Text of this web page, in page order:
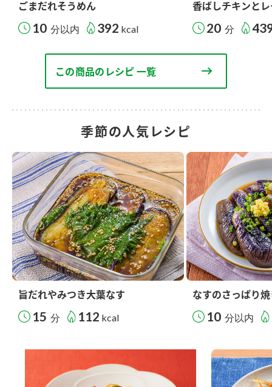
ごまだれそうめん
10 分以内 392 kcal
香ばしチキンと
20 分
この商品のレシピ 一覧
季節の人気レシピ
旨だれやみつき大葉なす
15 分 112 kcal
なすのさっぱり
10 分以内